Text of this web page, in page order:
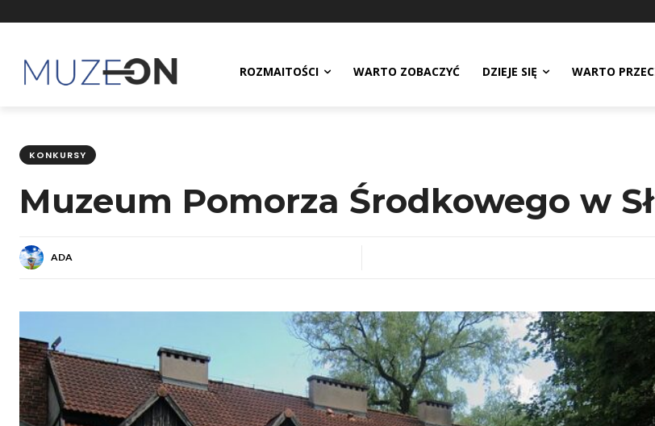
ROZMAITOŚCI WARTO ZOBACZYĆ DZIEJE SIĘ WARTO
KONKURSY
Muzeum Pomorza Środkowego w
ADA